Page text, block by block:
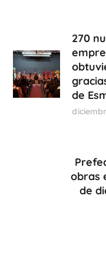
270
de
obras
de